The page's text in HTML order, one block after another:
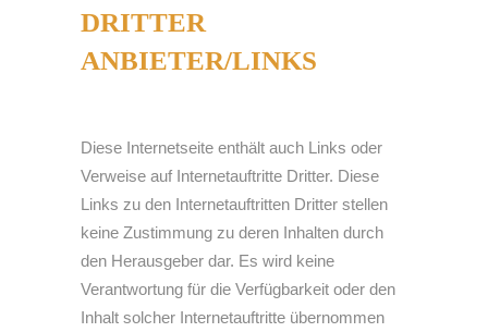
DRITTER
ANBIETER/LINKS
Diese Internetseite enthält auch Links oder
Verweise auf Internetauftritte Dritter. Diese
Links zu den Internetauftritten Dritter stellen
keine Zustimmung zu deren Inhalten durch
den Herausgeber dar. Es wird keine
Verantwortung für die Verfügbarkeit oder den
Inhalt solcher Internetauftritte übernommen